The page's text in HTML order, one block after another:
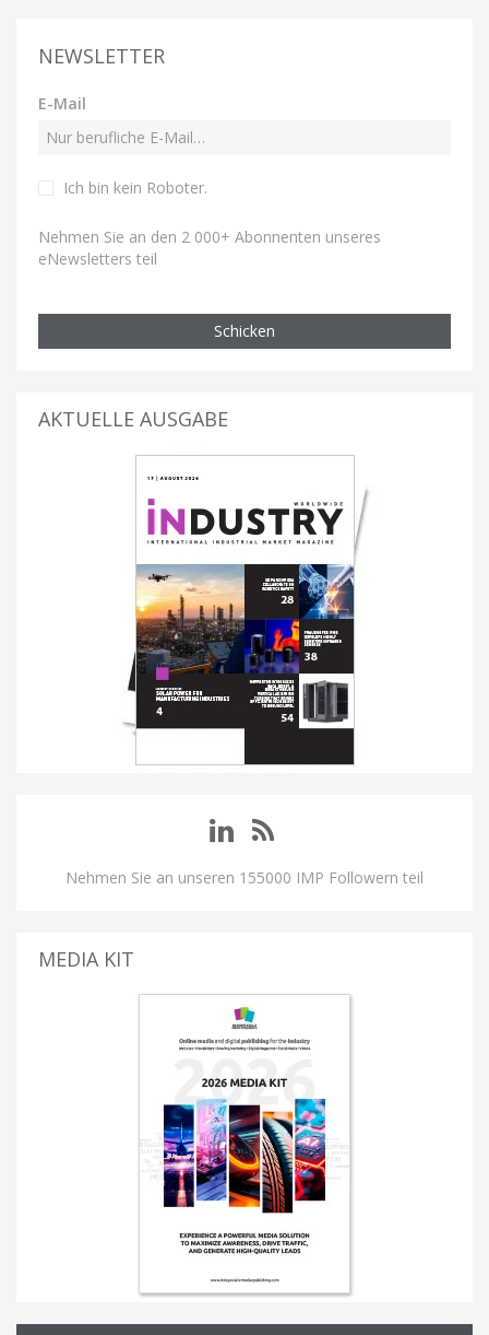
NEWSLETTER
E-Mail
Ich bin kein Roboter.
Nehmen Sie an den 2 000+ Abonnenten unseres
eNewsletters teil
Schicken
AKTUELLE AUSGABE
Nehmen Sie an unseren 155000 IMP Followern teil
MEDIA KIT